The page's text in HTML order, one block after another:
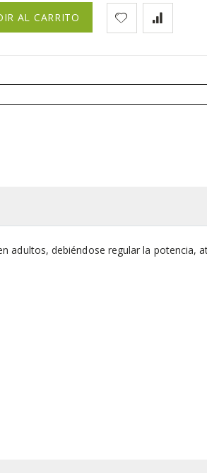
AL CARRITO
debiéndose regular la potencia,